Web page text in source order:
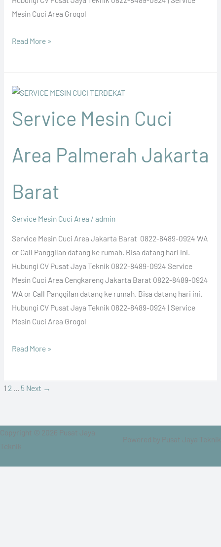
Mesin Cuci Area Grogol
Read More »
Service Mesin Cuci
Area Palmerah Jakarta
Barat
Service Mesin Cuci Area / admin
Service Mesin Cuci Area Jakarta Barat 0822-8489-0924 WA
or Call Panggilan datang ke rumah. Bisa datang hari ini.
Hubungi CV Pusat Jaya Teknik 0822-8489-0924 Service
Mesin Cuci Area Cengkareng Jakarta Barat 0822-8489-0924
WA or Call Panggilan datang ke rumah. Bisa datang hari ini.
Hubungi CV Pusat Jaya Teknik 0822-8489-0924 | Service
Mesin Cuci Area Grogol
Read More »
1 2 5 Next →